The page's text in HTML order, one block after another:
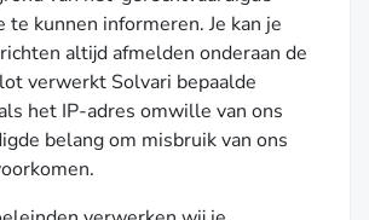
te kunnen informeren. Je kan je
altijd afmelden onderaan de
verwerkt Solvari bepaalde
het IP-adres omwille van ons
belang om misbruik van ons